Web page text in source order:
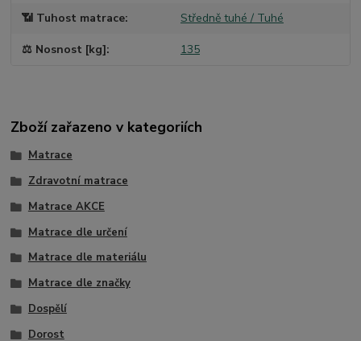
📶 Tuhost matrace Středně tuhé / Tuhé
⚖️ Nosnost [kg] 135
Zboží zařazeno v kategoriích
Matrace
Zdravotní matrace
Matrace AKCE
Matrace dle určení
Matrace dle materiálu
Matrace dle značky
Dospělí
Dorost